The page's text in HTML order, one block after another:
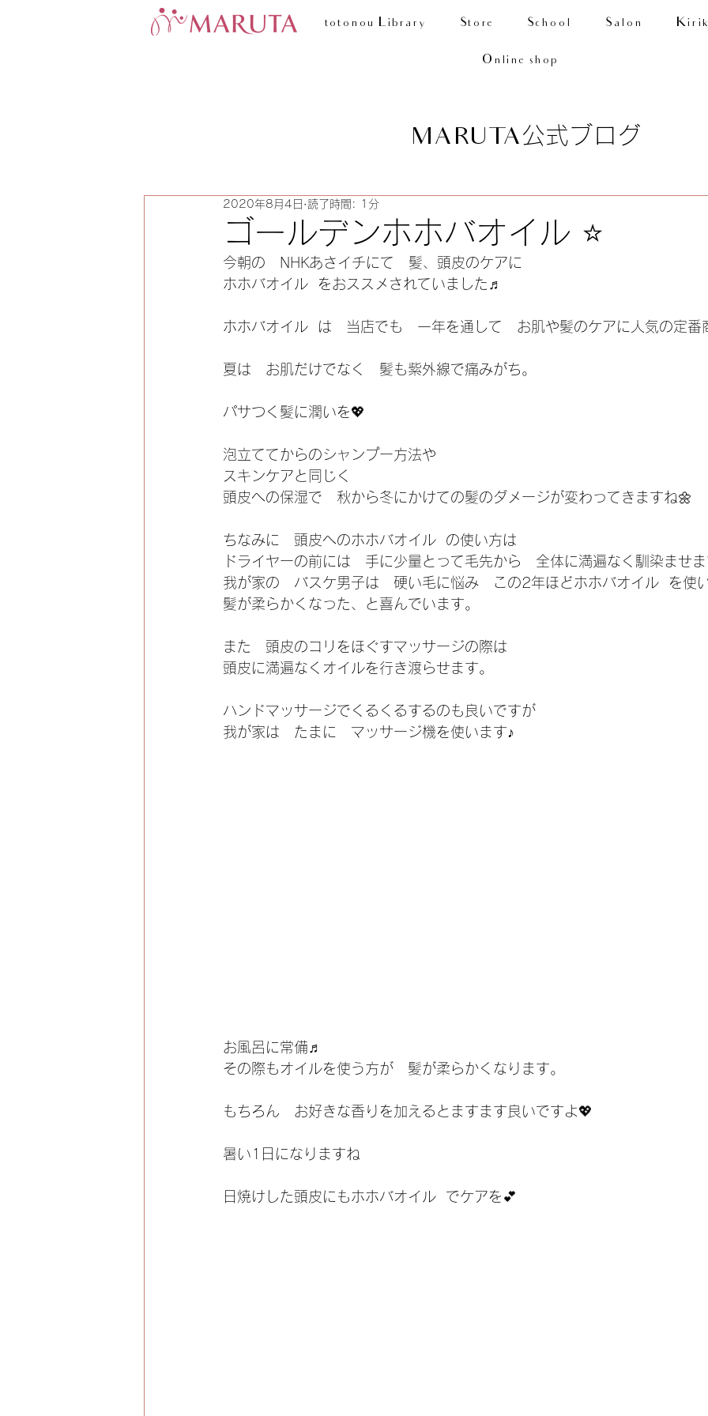
totonou Library Store School Salon
Online shop
MARUTA公式ブログ
ゴールデンホホバオイル ⭐️
2020年8月4日 読了時間: 1分
今朝の　NHKあさイチにて　髪、頭皮のケアに
ホホバオイル  をおススメされていました♬
ホホバオイル  は　当店でも　一年を通して　お肌や髪のケアに人気の定番
夏は　お肌だけでなく　髪も紫外線で痛みがち。
パサつく髪に潤いを💖
泡立ててからのシャンプー方法や
スキンケアと同じく
頭皮への保湿で　秋から冬にかけての髪のダメージが変わってきますね🌼
ちなみに　頭皮へのホホバオイル  の使い方は
ドライヤーの前には　手に少量とって毛先から　全体に満遍なく馴染ませ
我が家の　バスケ男子は　硬い毛に悩み　この2年ほどホホバオイル  を使
髪が柔らかくなった、と喜んでいます。
また　頭皮のコリをほぐすマッサージの際は
頭皮に満遍なくオイルを行き渡らせます。
ハンドマッサージでくるくるするのも良いですが
我が家は　たまに　マッサージ機を使います♪
お風呂に常備♬
その際もオイルを使う方が　髪が柔らかくなります。
もちろん　お好きな香りを加えるとますます良いですよ💖
暑い1日になりますね
日焼けした頭皮にもホホバオイル  でケアを💕